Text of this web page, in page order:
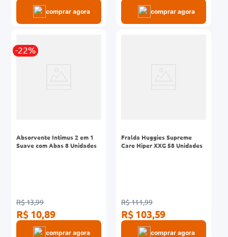
comprar agora comprar agora
-22%
Absorvente Intimus 2 em 1
Suave com Abas 8 Unidades
R$ 13,99
R$ 10,89
comprar agora
Fralda Huggies Supreme
Care Hiper XXG 58 Unidades
R$ 111,99
R$ 103,59
comprar agora